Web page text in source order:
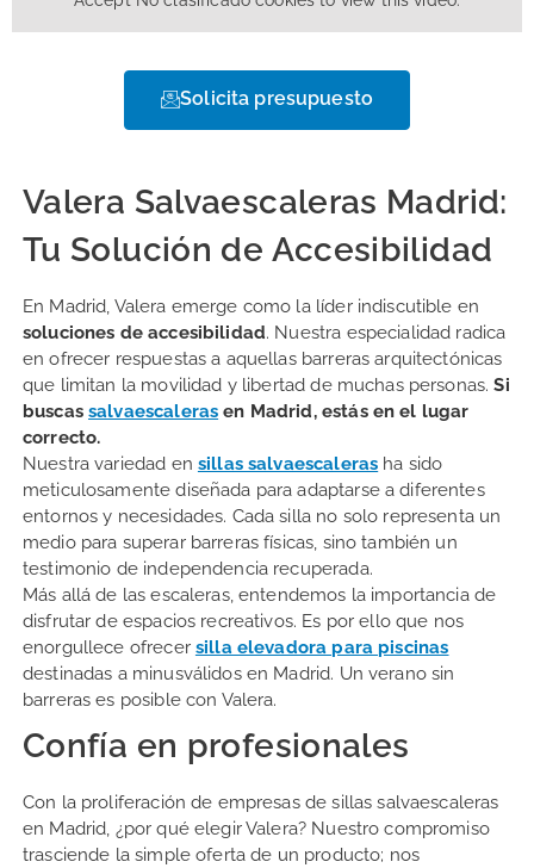
Solicita presupuesto
Valera Salvaescaleras Madrid:
Tu Solución de Accesibilidad
En Madrid, Valera emerge como la líder indiscutible en
soluciones de accesibilidad. Nuestra especialidad radica
en ofrecer respuestas a aquellas barreras arquitectónicas
que limitan la movilidad y libertad de muchas personas.Si
buscassalvaescaleras en Madrid, estás en el lugar
correcto.
Nuestra variedad en sillas salvaescaleras ha sido
meticulosamente diseñada para adaptarse a diferentes
entornos y necesidades. Cada silla no solo representa un
medio para superar barreras físicas, sino también un
testimonio de independencia recuperada.
Más allá de las escaleras, entendemos la importancia de
disfrutar de espacios recreativos. Es por ello que nos
enorgullece ofrecer silla elevadora para piscinas
destinadas a minusválidos en Madrid. Un verano sin
barreras es posible con Valera.
Confía en profesionales
Con la proliferación de empresas de sillas salvaescaleras
en Madrid, ¿por qué elegir Valera? Nuestro compromiso
trasciende la simple oferta de un producto; nos